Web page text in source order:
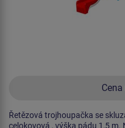
Řetězová trojhoupačka se
celokovová , výška pádu 1,5